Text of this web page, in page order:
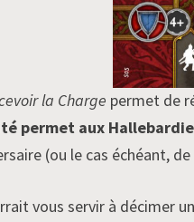
la Charge permet de
permet aux
(ou le cas échéant,
vous servir à décimer